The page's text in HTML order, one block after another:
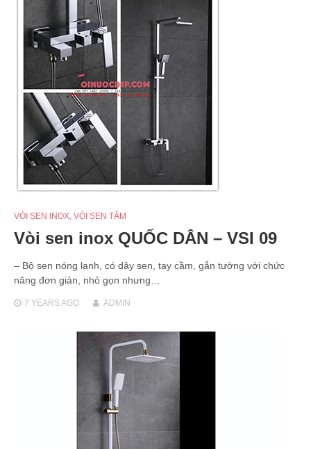
VÒI SEN INOX, VÒI SEN TẮM
Vòi sen inox QUỐC DÂN – VSI 09
– Bộ sen nóng lạnh, có dây sen, tay cầm, gắn tường với chức
năng đơn giản, nhỏ gọn nhưng…
7 YEARSAGO ADMIN